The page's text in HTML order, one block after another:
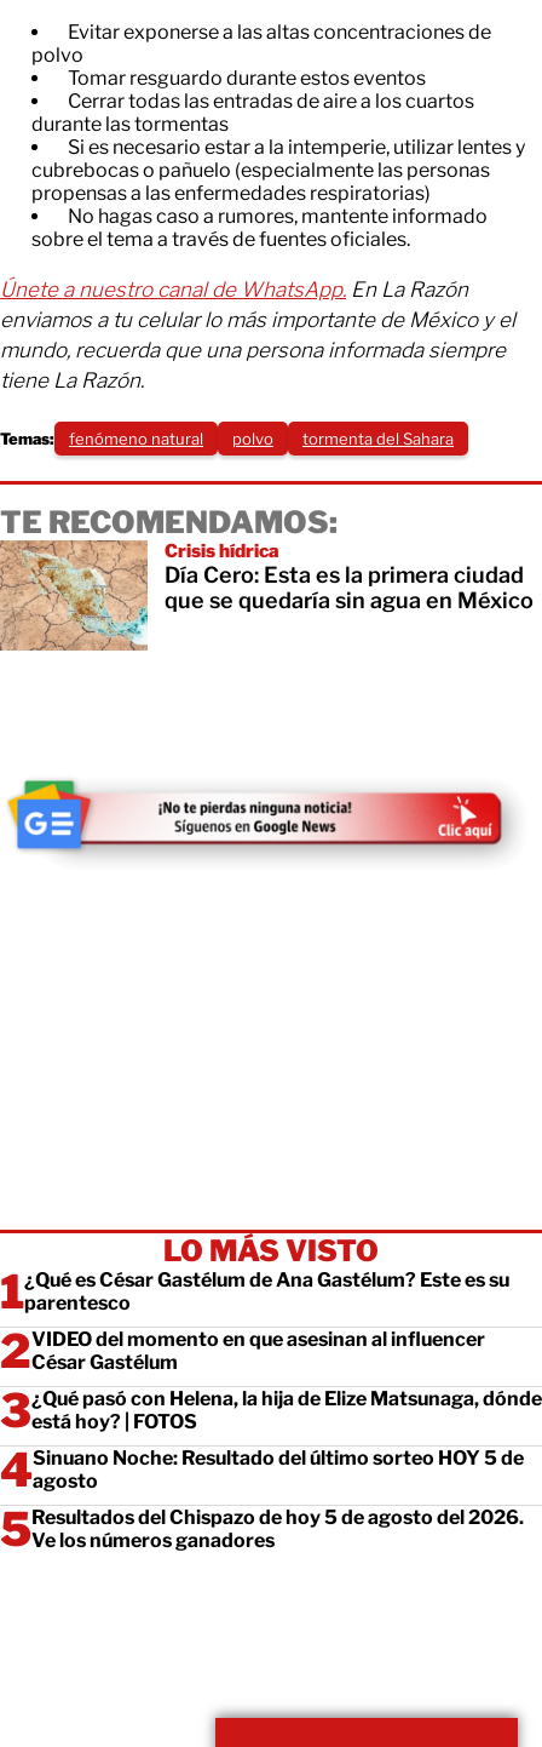
Evitar exponerse a las altas concentraciones de
polvo
Tomar resguardo durante estos eventos
Cerrar todas las entradas de aire a los cuartos
durante las tormentas
Si es necesario estar a la intemperie, utilizar lentes y
cubrebocas o pañuelo (especialmente las personas
propensas a las enfermedades respiratorias)
No hagas caso a rumores, mantente informado
sobre el tema a través de fuentes oficiales.
Únete a nuestro canal de WhatsApp. En La Razón
enviamos a tu celular lo más importante de México y el
mundo, recuerda que una persona informada siempre
tiene La Razón.
Temas: fenómeno natural polvo tormenta del Sahara
TE RECOMENDAMOS:
Crisis hídrica
Día Cero: Esta es la primera ciudad
que se quedaría sin agua en México
LO MÁS VISTO
¿Qué es César Gastélum de Ana Gastélum? Este es su
parentesco
VIDEO del momento en que asesinan al influencer
César Gastélum
¿Qué pasó con Helena, la hija de Elize Matsunaga, dónde
está hoy? | FOTOS
Sinuano Noche: Resultado del último sorteo HOY 5 de
agosto
Resultados del Chispazo de hoy 5 de agosto del 2026.
Ve los números ganadores